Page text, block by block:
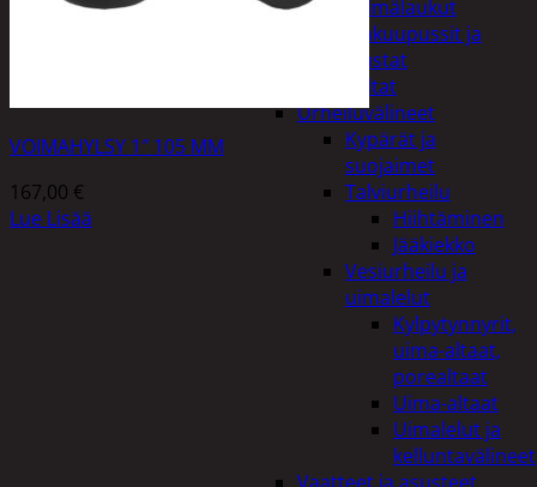
Kylmälaukut
Makuupussit ja
alustat
Teltat
Urheiluvälineet
Kypärät ja
suojaimet
Talviurheilu
Hiihtäminen
Jääkiekko
Vesiurheilu ja
uimalelut
Kylpytynnyrit,
uima-altaat,
porealtaat
Uima-altaat
Uimalelut ja
kelluntavälineet
VOIMAHYLSY 1″ 105 MM
167,00 €
Lue Lisää